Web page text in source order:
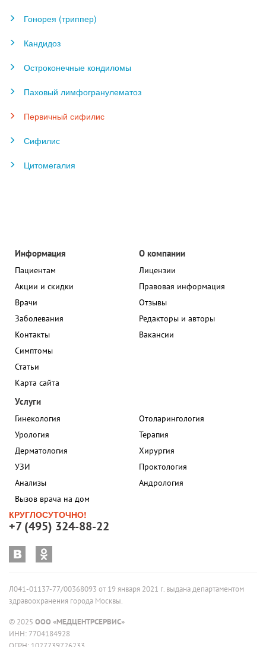
Гонорея (триппер)
Кандидоз
Остроконечные кондиломы
Паховый лимфогранулематоз
Первичный сифилис
Сифилис
Цитомегалия
Информация
Пациентам
Акции и скидки
Врачи
Заболевания
Контакты
Симптомы
Статьи
Карта сайта
О компании
Лицензии
Правовая информация
Отзывы
Редакторы и авторы
Вакансии
Услуги
Гинекология
Урология
Дерматология
УЗИ
Анализы
Вызов врача на дом
Отоларингология
Терапия
Хирургия
Проктология
Андрология
КРУГЛОСУТОЧНО!
+7 (495) 324-88-22
Л041-01137-77/00368093 от 19 января 2021 г. выдана департаментом
здравоохранения города Москвы.
© 2025 ООО «МЕДЦЕНТРСЕРВИС»
ИНН: 7704184928